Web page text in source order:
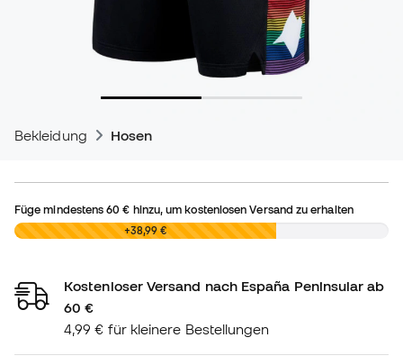
Bekleidung Hosen
Füge mindestens60 € hinzu, um kostenlosen Versand zu erhalten
0,00 € +38,99 €
Kostenloser Versand nach España Peninsular ab
60 €
4,99 € für kleinere Bestellungen